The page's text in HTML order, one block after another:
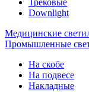
Трековые
Downlight
Медицинские
Промышленные
На скобе
На подвесе
Накладные